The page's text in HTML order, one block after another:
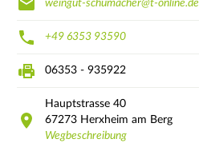
weingut-schumacher@t-online.de
+49 6353 93590
06353 - 935922
Hauptstrasse 40
67273 Herxheim am Berg
Wegbeschreibung